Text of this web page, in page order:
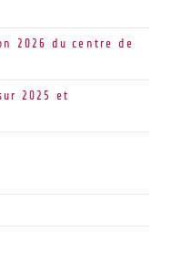
2026 du centre de
2025 et